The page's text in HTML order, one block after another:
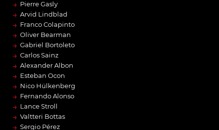
→ Pierre Gasly
→ Arvid Lindblad
→ Franco Colapinto
→ Oliver Bearman
→ Gabriel Bortoleto
→ Carlos Sainz
→ Alexander Albon
→ Esteban Ocon
→ Nico Hülkenberg
→ Fernando Alonso
→ Lance Stroll
→ Valtteri Bottas
→ Sergio Pérez